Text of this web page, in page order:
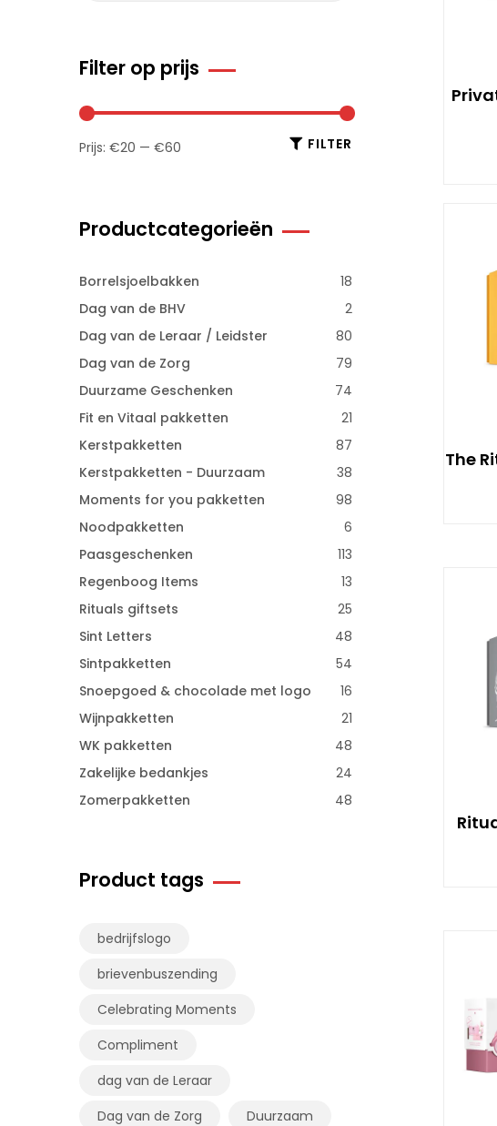
The
Filter op prijs
FILTER
Prijs: €20 — €60
Productcategorieën
Borrelsjoelbakken
18
Dag van de BHV
2
Dag van de Leraar / Leidster
80
Dag van de Zorg
79
Duurzame Geschenken
74
Fit en Vitaal pakketten
21
Kerstpakketten
87
Kerstpakketten - Duurzaam
38
Moments for you pakketten
98
Noodpakketten
6
Paasgeschenken
113
Regenboog Items
13
Rituals giftsets
25
Sint Letters
48
Sintpakketten
54
Snoepgoed & chocolade met logo
16
Wijnpakketten
21
WK pakketten
48
Zakelijke bedankjes
24
Zomerpakketten
48
Product tags
bedrijfslogo
brievenbuszending
Celebrating Moments
Compliment
dag van de Leraar
Dag van de Zorg
Duurzaam